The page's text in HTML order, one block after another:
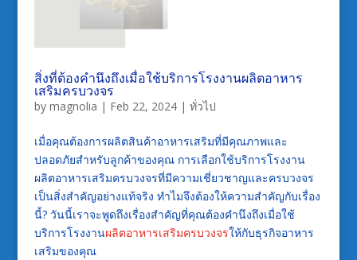
สิ่งที่ต้องคำนึงถึงเมื่อใช้บริการโรงงานผลิตอาหาร
เสริมครบวงจร
by magnolia | Feb 22, 2024| ทั่วไป
เมื่อคุณต้องการผลิตสินค้าอาหารเสริมที่มีคุณภาพและ
ปลอดภัยสำหรับลูกค้าของคุณ การเลือกใช้บริการโรงงาน
ผลิตอาหารเสริมครบวงจรที่มีความเชี่ยวชาญและครบวงจร
เป็นสิ่งสำคัญอย่างแท้จริง ทำไมจึงต้องให้ความสำคัญกับเรื่อง
นี้? วันนี้เราจะพูดถึงเรื่องสำคัญที่คุณต้องคำนึงถึงเมื่อใช้
บริการโรงงานผลิตอาหารเสริมครบวงจรให้กับธุรกิจอาหาร
เสริมของคุณ